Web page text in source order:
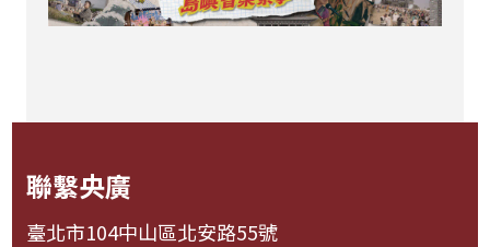
聯繫央廣
臺北市104中山區北安路55號